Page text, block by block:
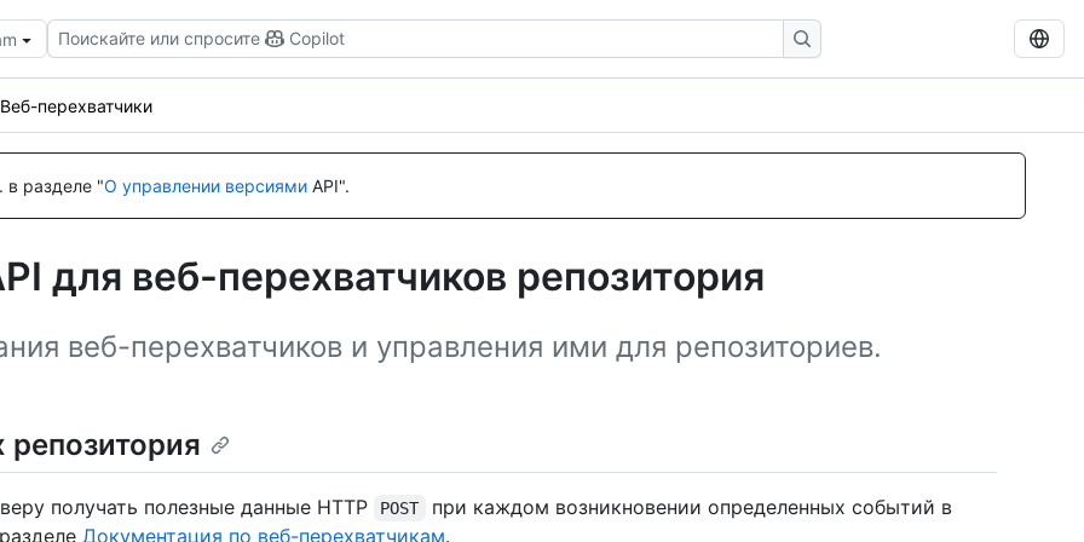
Поискайте или спросите Copilot
Веб-перехватчики
в разделе "О управлении версиями API".
для веб-перехватчиков репозитория
веб-перехватчиков и управления ими для репозиториев.
репозитория
получать полезные данные HTTP POST
при каждом возникновении определенных событий в
Документация по веб-перехватчикам.